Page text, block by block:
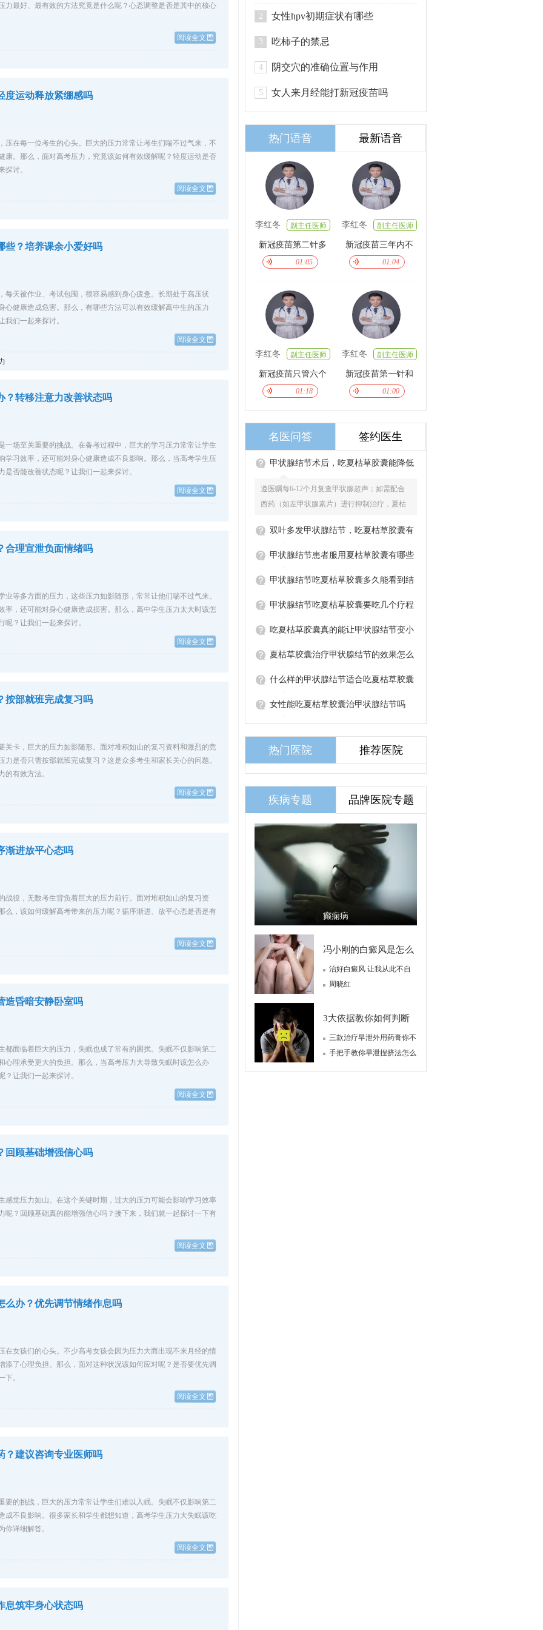
力最好、最有效的方法究竟是什么呢？心态调整是否是其中的核心
阅读全文
度运动释放紧绷感吗
压在每一位考生的心头。巨大的压力常常让考生们喘不过气来，不
康。那么，面对高考压力，究竟该如何有效缓解呢？轻度运动是否
探讨。
阅读全文
些？培养课余小爱好吗
每天被作业、考试包围，很容易感到身心疲惫。长期处于高压状
心健康造成危害。那么，有哪些方法可以有效缓解高中生的压力
我们一起来探讨。
阅读全文
？转移注意力改善状态吗
一场至关重要的挑战。在备考过程中，巨大的学习压力常常让学生
学习效率，还可能对身心健康造成不良影响。那么，当高考学生压
否能改善状态呢？让我们一起来探讨。
阅读全文
合理宣泄负面情绪吗
业等多方面的压力，这些压力如影随形，常常让他们喘不过气来。
率，还可能对身心健康造成损害。那么，高中学生压力太大时该怎
？让我们一起来探讨。
阅读全文
按部就班完成复习吗
关卡，巨大的压力如影随形。面对堆积如山的复习资料和激烈的竞
是否只需按部就班完成复习？这是众多考生和家长关心的问题。
的有效方法。
阅读全文
渐进放平心态吗
战役，无数考生背负着巨大的压力前行。面对堆积如山的复习资
么，该如何缓解高考带来的压力呢？循序渐进、放平心态是否是有
阅读全文
造昏暗安静卧室吗
都面临着巨大的压力，失眠也成了常有的困扰。失眠不仅影响第二
心理承受更大的负担。那么，当高考压力大导致失眠时该怎么办
让我们一起来探讨。
阅读全文
回顾基础增强信心吗
感觉压力如山。在这个关键时期，过大的压力可能会影响学习效率
呢？回顾基础真的能增强信心吗？接下来，我们就一起探讨一下有
阅读全文
么办？优先调节情绪作息吗
在女孩们的心头。不少高考女孩会因为压力大而出现不来月经的情
添了心理负担。那么，面对这种状况该如何应对呢？是否要优先调
下。
阅读全文
？建议咨询专业医师吗
要的挑战，巨大的压力常常让学生们难以入眠。失眠不仅影响第二
成不良影响。很多家长和学生都想知道，高考学生压力大失眠该吃
你详细解答。
阅读全文
息筑牢身心状态吗
2 女性hpv初期症状有哪些
3 吃柿子的禁忌
4 阴交穴的准确位置与作用
5 女人来月经能打新冠疫苗吗
热门语音 最新语音
李红冬 副主任医师
新冠疫苗第二针多
长时间打
01:05
李红冬 副主任医师
新冠疫苗三年内不
能要小孩吗
01:04
李红冬 副主任医师
新冠疫苗只管六个
月吗01:18
李红冬 副主任医师
新冠疫苗第一针和
第二针间隔时间是
01:00
名医问答 签约医生
甲状腺结节术后，吃夏枯草胶囊能降低
复发风险吗
遵医嘱每6-12个月复查甲状腺超声；如需配合
西药（如左甲状腺素片）进行抑制治疗，夏枯
突。但切勿依赖其预防复发，规范随访才是根
本。
双叶多发甲状腺结节，吃夏枯草胶囊有
辅助效果吗？
甲状腺结节患者服用夏枯草胶囊有哪些
禁忌甲状腺结节吃夏枯草胶囊多久能看到结
节缩小甲状腺结节吃夏枯草胶囊要吃几个疗程
吃夏枯草胶囊真的能让甲状腺结节变小
吗 夏枯草胶囊治疗甲状腺结节的效果怎么
样 什么样的甲状腺结节适合吃夏枯草胶囊
女性能吃夏枯草胶囊治甲状腺结节吗
热门医院 推荐医院
疾病专题 品牌医院专题
癫痫病
冯小刚的白癜风是怎么
治好的？
治好白癜风 让我从此不自
闭周晓红
3大依据教你如何判断
自己是否有早泄
三款治疗早泄外用药膏你不
容错过
手把手教你早泄捏挤法怎么